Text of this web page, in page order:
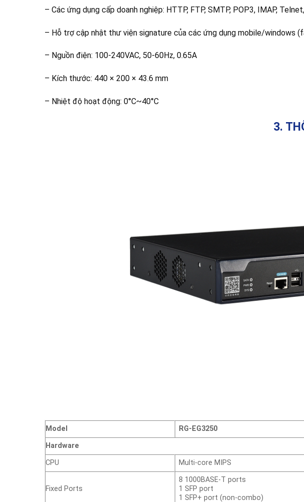
– Các ứng dụng cấp doanh nghiệp: HTTP, FTP, SMTP, POP3, IMAP,
– Hỗ trợ cập nhật thư viện signature của các ứng dụng mobile/windows
– Nguồn điện: 100-240VAC, 50-60Hz, 0.65A
– Kích thước: 440 × 200 × 43.6 mm
– Nhiệt độ hoạt động: 0°C~40°C
3.
Model
RG-EG3250
Hardware
CPU
Multi-core MIPS
Fixed Ports
8 1000BASE-T ports
1 SFP port
1 SFP+ port (non-combo)